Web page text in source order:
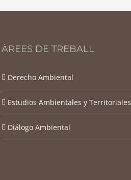
ÀREES DE TREBALL
Derecho Ambiental
Estudios Ambientales y Territoriales
Diálogo Ambiental